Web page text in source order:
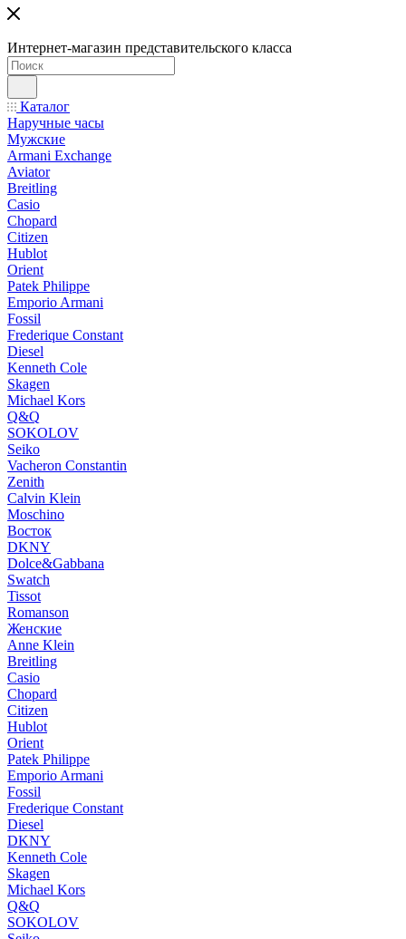
Интернет-магазин представительского класса
Каталог
Наручные часы
Мужские
Armani Exchange
Aviator
Breitling
Casio
Chopard
Citizen
Hublot
Orient
Patek Philippe
Emporio Armani
Fossil
Frederique Constant
Diesel
Kenneth Cole
Skagen
Michael Kors
Q&Q
SOKOLOV
Seiko
Vacheron Constantin
Zenith
Calvin Klein
Moschino
Восток
DKNY
Dolce&Gabbana
Swatch
Tissot
Romanson
Женские
Anne Klein
Breitling
Casio
Chopard
Citizen
Hublot
Orient
Patek Philippe
Emporio Armani
Fossil
Frederique Constant
Diesel
DKNY
Kenneth Cole
Skagen
Michael Kors
Q&Q
SOKOLOV